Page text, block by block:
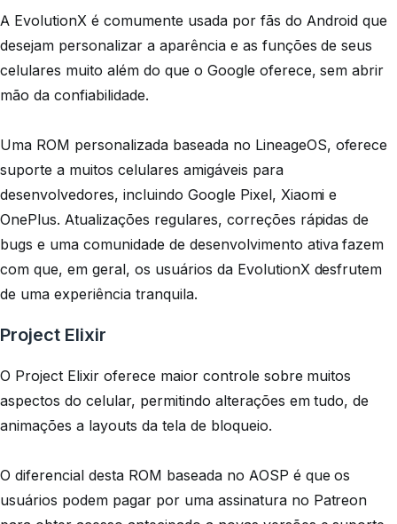
A EvolutionX é comumente usada por fãs do Android que
desejam personalizar a aparência e as funções de seus
celulares muito além do que o Google oferece, sem abrir
mão da confiabilidade.
Uma ROM personalizada baseada no LineageOS, oferece
suporte a muitos celulares amigáveis ​​para
desenvolvedores, incluindo Google Pixel, Xiaomi e
OnePlus. Atualizações regulares, correções rápidas de
bugs e uma comunidade de desenvolvimento ativa fazem
com que, em geral, os usuários da EvolutionX desfrutem
de uma experiência tranquila.
Project Elixir
O Project Elixir oferece maior controle sobre muitos
aspectos do celular, permitindo alterações em tudo, de
animações a layouts da tela de bloqueio.
O diferencial desta ROM baseada no AOSP é que os
usuários podem pagar por uma assinatura no Patreon